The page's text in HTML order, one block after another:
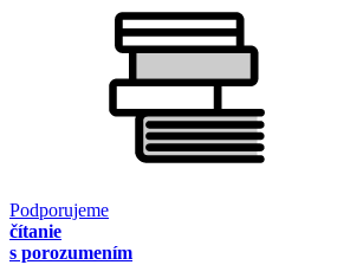
Podporujeme
čítanie
s porozumením